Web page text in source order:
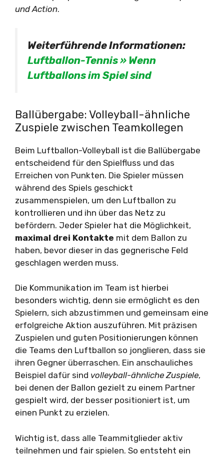
und Action.
Weiterführende Informationen:
Luftballon-Tennis » Wenn
Luftballons im Spiel sind
Ballübergabe: Volleyball-ähnliche
Zuspiele zwischen Teamkollegen
Beim Luftballon-Volleyball ist die Ballübergabe
entscheidend für den Spielfluss und das
Erreichen von Punkten. Die Spieler müssen
während des Spiels geschickt
zusammenspielen, um den Luftballon zu
kontrollieren und ihn über das Netz zu
befördern. Jeder Spieler hat die Möglichkeit,
maximal drei Kontakte mit dem Ballon zu
haben, bevor dieser in das gegnerische Feld
geschlagen werden muss.
Die Kommunikation im Team ist hierbei
besonders wichtig, denn sie ermöglicht es den
Spielern, sich abzustimmen und gemeinsam eine
erfolgreiche Aktion auszuführen. Mit präzisen
Zuspielen und guten Positionierungen können
die Teams den Luftballon so jonglieren, dass sie
ihren Gegner überraschen. Ein anschauliches
Beispiel dafür sind volleyball-ähnliche Zuspiele,
bei denen der Ballon gezielt zu einem Partner
gespielt wird, der besser positioniert ist, um
einen Punkt zu erzielen.
Wichtig ist, dass alle Teammitglieder aktiv
teilnehmen und fair spielen. So entsteht ein